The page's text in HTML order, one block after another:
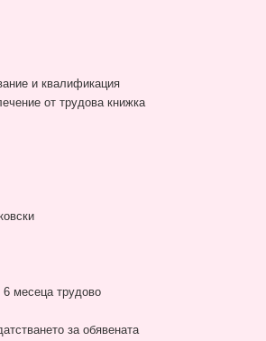
и квалификация
от трудова книжка
6 месеца трудово
за обявената